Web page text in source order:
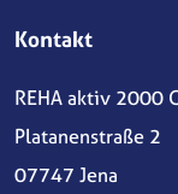
Kontakt
REHA aktiv 2000
Platanenstraße 2
07747 Jena